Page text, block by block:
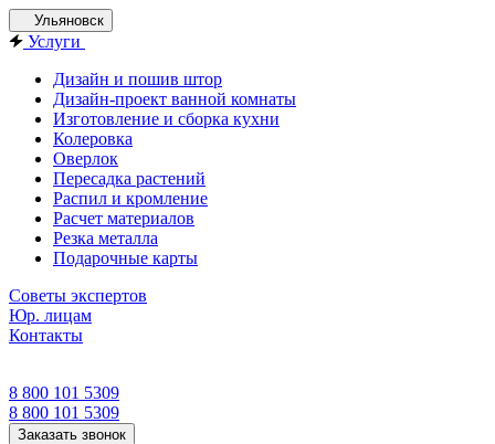
Ульяновск
Услуги
Дизайн и пошив штор
Дизайн-проект ванной комнаты
Изготовление и сборка кухни
Колеровка
Оверлок
Пересадка растений
Распил и кромление
Расчет материалов
Резка металла
Подарочные карты
Советы экспертов
Юр. лицам
Контакты
8 800 101 5309
8 800 101 5309
Заказать звонок